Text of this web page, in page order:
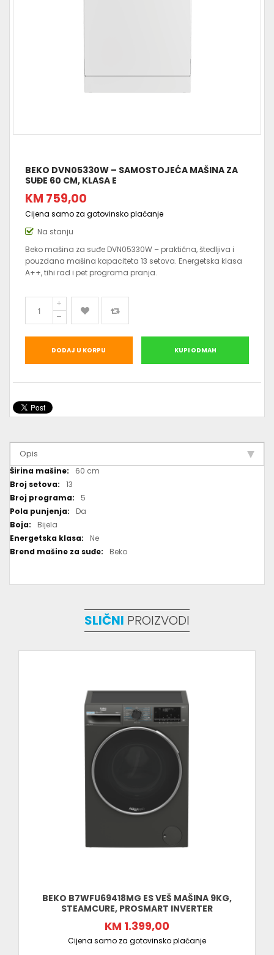
BEKO DVN05330W – SAMOSTOJEĆA MAŠINA ZA
SUĐE 60 CM, KLASA E
KM 759,00
Cijena samo za gotovinsko plaćanje
Na stanju
Beko mašina za suđe DVN05330W – praktična, štedljiva i
pouzdana mašina kapaciteta 13 setova. Energetska klasa
A++, tihi rad i pet programa pranja.
DODAJ U KORPU KUPI ODMAH
Opis
Više
informacija
60 cm
13
5
Da
Bijela
Ne
Beko
SLIČNI PROIZVODI
BEKO B7WFU69418MG ES VEŠ MAŠINA 9KG,
STEAMCURE, PROSMART INVERTER
KM 1.399,00
Cijena samo za gotovinsko plaćanje